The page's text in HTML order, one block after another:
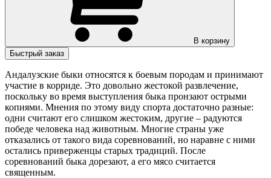
В корзину
Быстрый заказ
Андалузские быки относятся к боевым породам и принимают
участие в корриде. Это довольно жестокой развлечение,
поскольку во время выступления быка пронзают острыми
копиями. Мнения по этому виду спорта достаточно разные:
одни считают его слишком жестоким, другие – радуются
победе человека над животным. Многие страны уже
отказались от такого вида соревнований, но наравне с ними
остались приверженцы старых традиций. После
соревнований быка дорезают, а его мясо считается
священным.